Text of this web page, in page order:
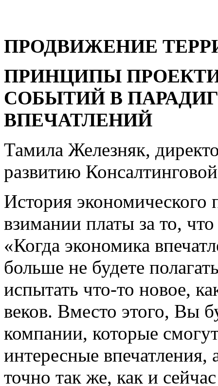
ПРОДВИЖЕНИЕ
ПРИНЦИПЫ
СОБЫТИЙ В
ВПЕЧАТЛЕНИЙ
Тамила Железняк,
развитию
История экономического
взимании платы за то,
«Когда экономика
больше не будете
испытать что-то новое,
веков. Вместо этого, Вы
компании, которые
интересные
точно так же, как и